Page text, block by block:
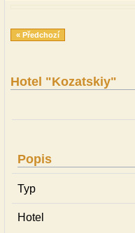
« Předchozí
Hotel "Kozatskiy"
Popis
Typ
Hotel